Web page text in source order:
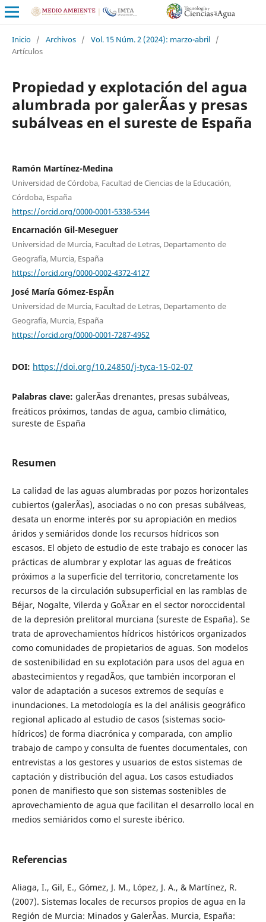
Inicio / Archivos / Vol. 15 Núm. 2 (2024): marzo-abril /
Artículos
Propiedad y explotación del agua
alumbrada por galerÃ­as y presas
subálveas en el sureste de España
Ramón Martínez-Medina
Universidad de Córdoba, Facultad de Ciencias de la Educación,
Córdoba, España
https://orcid.org/0000-0001-5338-5344
Encarnación Gil-Meseguer
Universidad de Murcia, Facultad de Letras, Departamento de
Geografía, Murcia, España
https://orcid.org/0000-0002-4372-4127
José María Gómez-EspÃ­n
Universidad de Murcia, Facultad de Letras, Departamento de
Geografía, Murcia, España
https://orcid.org/0000-0001-7287-4952
DOI: https://doi.org/10.24850/j-tyca-15-02-07
Palabras clave: galerÃ­as drenantes, presas subálveas,
freáticos próximos, tandas de agua, cambio climático,
sureste de España
Resumen
La calidad de las aguas alumbradas por pozos horizontales
cubiertos (galerÃ­as), asociadas o no con presas subálveas,
desata un enorme interés por su apropiación en medios
áridos y semiáridos donde los recursos hídricos son
escasos. El objeto de estudio de este trabajo es conocer las
prácticas de alumbrar y explotar las aguas de freáticos
próximos a la superficie del territorio, concretamente los
recursos de la circulación subsuperficial en las ramblas de
Béjar, Nogalte, Vilerda y GoÃ±ar en el sector noroccidental
de la depresión prelitoral murciana (sureste de España). Se
trata de aprovechamientos hídricos históricos organizados
como comunidades de propietarios de aguas. Son modelos
de sostenibilidad en su explotación para usos del agua en
abastecimientos y regadÃ­os, que también incorporan el
valor de adaptación a sucesos extremos de sequías e
inundaciones. La metodología es la del análisis geográfico
regional aplicado al estudio de casos (sistemas socio-
hídricos) de forma diacrónica y comparada, con amplio
trabajo de campo y consulta de fuentes documentales, con
entrevistas a los gestores y usuarios de estos sistemas de
captación y distribución del agua. Los casos estudiados
ponen de manifiesto que son sistemas sostenibles de
aprovechamiento de agua que facilitan el desarrollo local en
medios semiáridos como el sureste ibérico.
Referencias
Aliaga, I., Gil, E., Gómez, J. M., López, J. A., & Martínez, R.
(2007). Sistemas locales de recursos propios de agua en la
Región de Murcia: Minados y GalerÃ­as. Murcia, España: